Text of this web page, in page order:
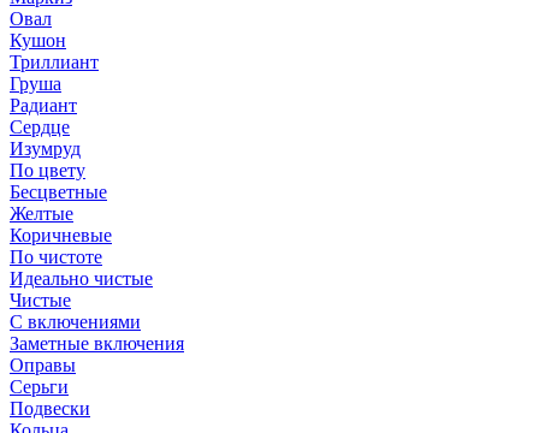
Овал
Кушон
Триллиант
Груша
Радиант
Сердце
Изумруд
По цвету
Бесцветные
Желтые
Коричневые
По чистоте
Идеально чистые
Чистые
С включениями
Заметные включения
Оправы
Серьги
Подвески